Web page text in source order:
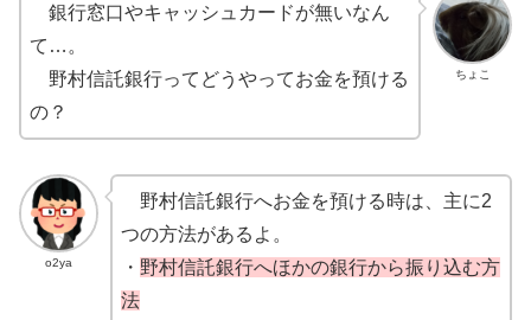
ちょこ
銀行窓口やキャッシュカードが無いなん
て…。
野村信託銀行ってどうやってお金を預ける
の？
o2ya
野村信託銀行へお金を預ける時は、主に2
つの方法があるよ。
・ 野村信託銀行へほかの銀行から振り込む方
法